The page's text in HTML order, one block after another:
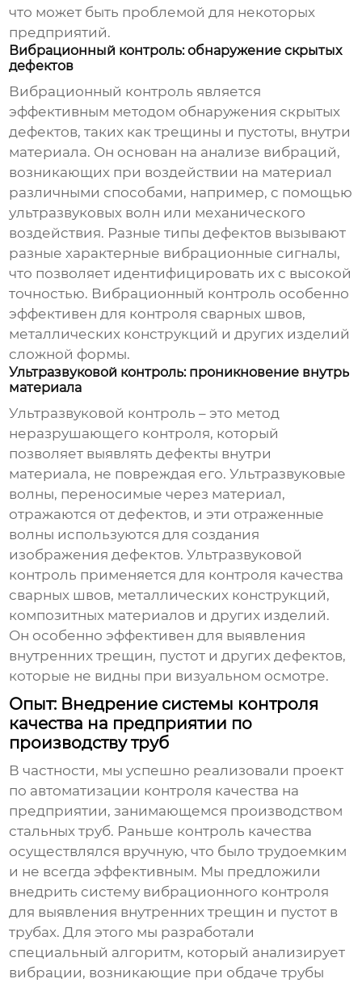
что может быть проблемой для некоторых
предприятий.
Вибрационный контроль: обнаружение скрытых
дефектов
Вибрационный контроль является
эффективным методом обнаружения скрытых
дефектов, таких как трещины и пустоты, внутри
материала. Он основан на анализе вибраций,
возникающих при воздействии на материал
различными способами, например, с помощью
ультразвуковых волн или механического
воздействия. Разные типы дефектов вызывают
разные характерные вибрационные сигналы,
что позволяет идентифицировать их с высокой
точностью. Вибрационный контроль особенно
эффективен для контроля сварных швов,
металлических конструкций и других изделий
сложной формы.
Ультразвуковой контроль: проникновение внутрь
материала
Ультразвуковой контроль – это метод
неразрушающего контроля, который
позволяет выявлять дефекты внутри
материала, не повреждая его. Ультразвуковые
волны, переносимые через материал,
отражаются от дефектов, и эти отраженные
волны используются для создания
изображения дефектов. Ультразвуковой
контроль применяется для контроля качества
сварных швов, металлических конструкций,
композитных материалов и других изделий.
Он особенно эффективен для выявления
внутренних трещин, пустот и других дефектов,
которые не видны при визуальном осмотре.
Опыт: Внедрение системы контроля
качества на предприятии по
производству труб
В частности, мы успешно реализовали проект
по автоматизации контроля качества на
предприятии, занимающемся производством
стальных труб. Раньше контроль качества
осуществлялся вручную, что было трудоемким
и не всегда эффективным. Мы предложили
внедрить систему вибрационного контроля
для выявления внутренних трещин и пустот в
трубах. Для этого мы разработали
специальный алгоритм, который анализирует
вибрации, возникающие при обдаче трубы